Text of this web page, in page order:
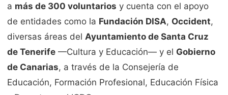
a más de 300 voluntarios y cuenta con el apoyo
de entidades como la Fundación DISA, Occident,
diversas áreas del Ayuntamiento de Santa Cruz
de Tenerife —Cultura y Educación— y el Gobierno
de Canarias, a través de la Consejería de
Educación, Formación Profesional, Educación Física